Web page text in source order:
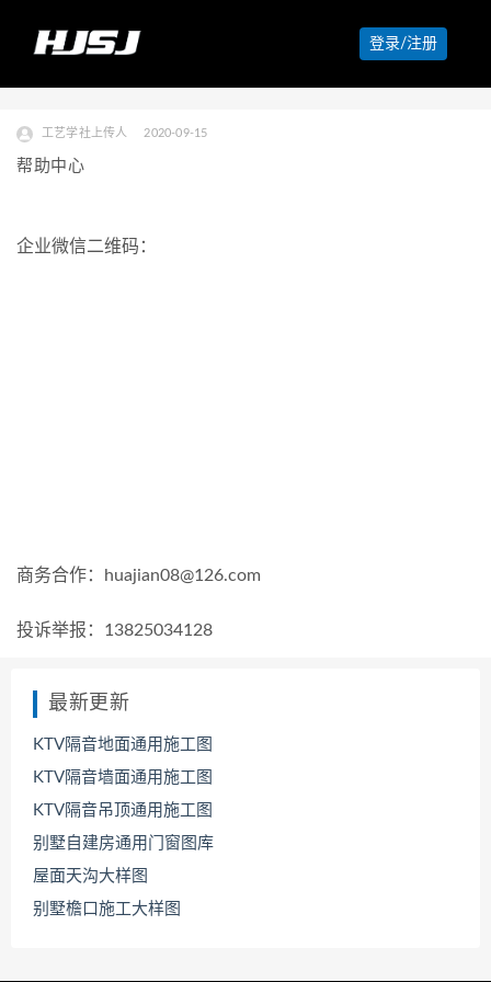
登录/注册
工艺学社上传人 2020-09-15
帮助中心
企业微信二维码：
商务合作：huajian08@126.com
投诉举报：13825034128
最新更新
KTV隔音地面通用施工图
KTV隔音墙面通用施工图
KTV隔音吊顶通用施工图
别墅自建房通用门窗图库
屋面天沟大样图
别墅檐口施工大样图